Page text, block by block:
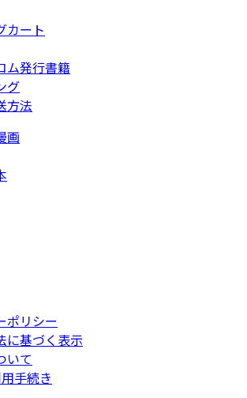
カート
ム発行書籍
グ
方法
画
ポリシー
に基づく表示
いて
手続き